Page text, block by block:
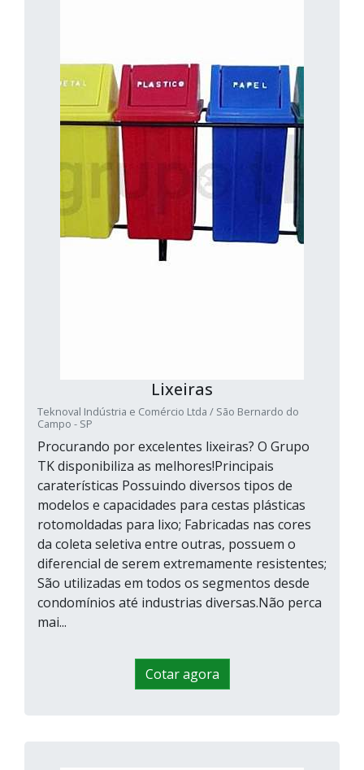
Lixeiras
Teknoval Indústria e Comércio Ltda / São Bernardo do
Campo - SP
Procurando por excelentes lixeiras? O Grupo
TK disponibiliza as melhores!Principais
caraterísticas Possuindo diversos tipos de
modelos e capacidades para cestas plásticas
rotomoldadas para lixo; Fabricadas nas cores
da coleta seletiva entre outras, possuem o
diferencial de serem extremamente resistentes;
São utilizadas em todos os segmentos desde
condomínios até industrias diversas.Não perca
mai...
Cotar agora